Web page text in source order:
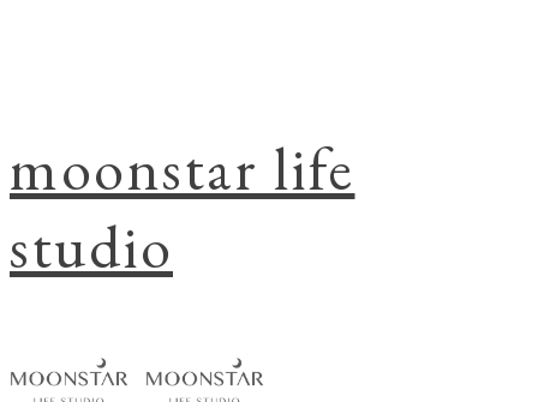
moonstar life
studio